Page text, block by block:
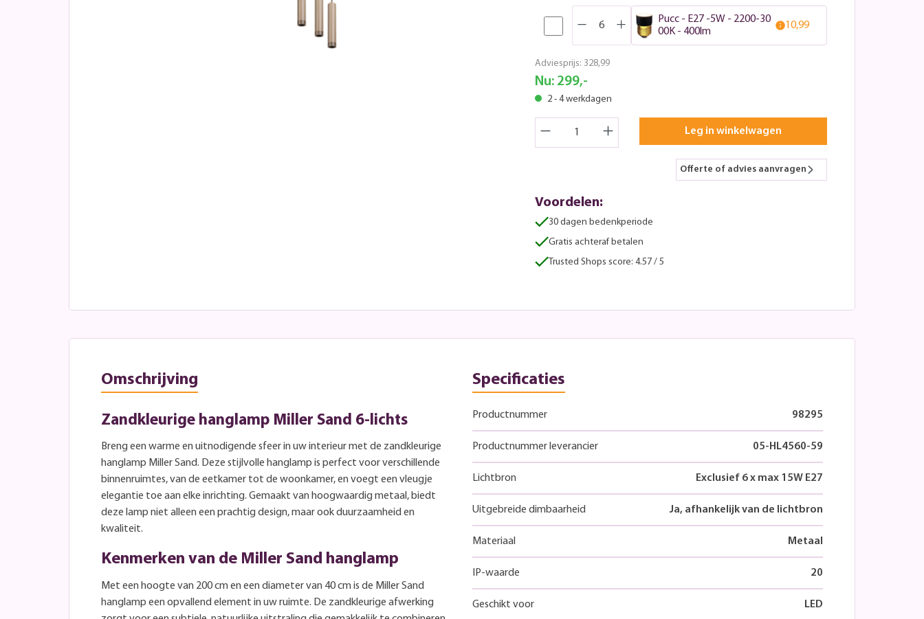
Pucc - E27 -5W - 2200-30
00K - 400lm
10,99
Adviesprijs: 328,99
Nu: 299,-
2 - 4 werkdagen
Leg in winkelwagen
Offerte of advies aanvragen
Voordelen:
30 dagen bedenkperiode
Gratis achteraf betalen
Trusted Shops score: 4.57 / 5
Omschrijving
Zandkleurige hanglamp Miller Sand 6-lichts
Breng een warme en uitnodigende sfeer in uw interieur met de zandkleurige
hanglamp Miller Sand. Deze stijlvolle hanglamp is perfect voor verschillende
binnenruimtes, van de eetkamer tot de woonkamer, en voegt een vleugje
elegantie toe aan elke inrichting. Gemaakt van hoogwaardig metaal, biedt
deze lamp niet alleen een prachtig design, maar ook duurzaamheid en
kwaliteit.
Kenmerken van de Miller Sand hanglamp
Met een hoogte van 200 cm en een diameter van 40 cm is de Miller Sand
hanglamp een opvallend element in uw ruimte. De zandkleurige afwerking
Specificaties
Productnummer 98295
Productnummer leverancier 05-HL4560-59
Lichtbron Exclusief 6 x max 15W E27
Uitgebreide dimbaarheid Ja, afhankelijk van de lichtbron
Materiaal Metaal
IP-waarde 20
Geschikt voor LED